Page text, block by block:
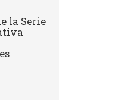
la Serie